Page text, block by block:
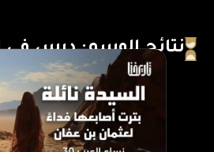
نتائج الوسم: درس في